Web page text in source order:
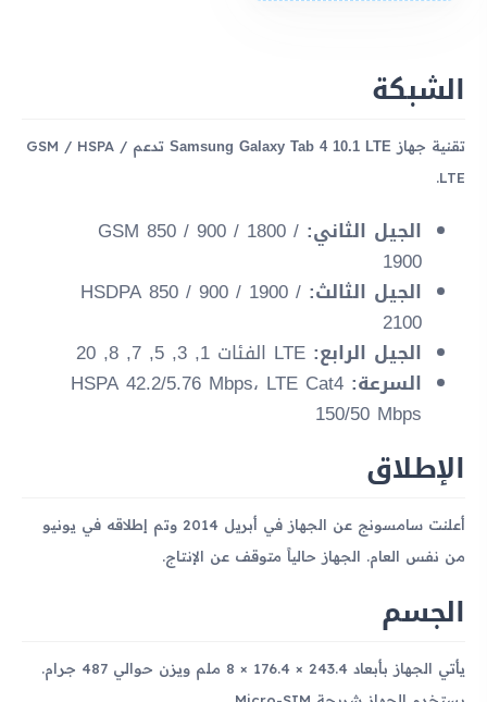
الشبكة
تقنية جهاز Samsung Galaxy Tab 4 10.1 LTE
تدعم GSM / HSPA /
LTE.
الجيل الثاني: GSM 850 / 900 / 1800 /
1900
الجيل الثالث: HSDPA 850 / 900 / 1900 /
2100
الجيل الرابع:
السرعة: HSPA 42.2/5.76 Mbps، LTE Cat4
150/50 Mbps
الإطلاق
أعلنت سامسونج عن الجهاز في أبريل 2014 وتم إطلاقه في يونيو
من نفس العام. الجهاز حالياً متوقف عن الإنتاج.
الجسم
يأتي الجهاز بأبعاد 243.4 × 176.4 × 8 ملم ويزن حوالي 487 جرام.